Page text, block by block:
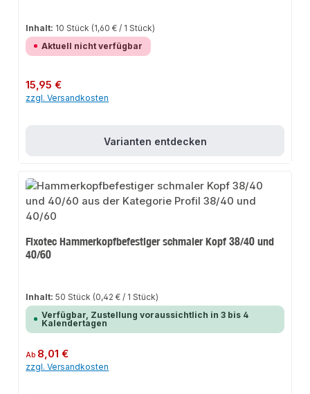
Inhalt: 10 Stück (1,60 € / 1 Stück)
Aktuell nicht verfügbar
Regulärer Preis:
15,95 €
zzgl. Versandkosten
Varianten entdecken
Fixotec Hammerkopfbefestiger schmaler Kopf 38/40 und
40/60
Inhalt:50 Stück (0,42 € / 1 Stück)
Verfügbar, Zustellung voraussichtlich in 3 bis 4
Kalendertagen
Regulärer Preis:
Ab 8,01 €
zzgl. Versandkosten